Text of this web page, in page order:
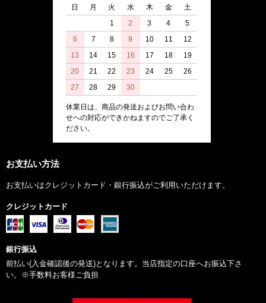
日 月 火 水 木 金
土
1
2 3 4
5
6
7 8 9 10 11
12
13
14 15 16 17 18
19
20
21 22 23 24 25
26
27
28 29 30
休業日は、商品の発送およびお問い合わ
せへの対応ができかねますのでご了承く
ださい。
お支払い方法
お支払いはクレジットカード・銀行振込がご利用いただけます。
クレジットカード
銀行振込
前払い(入金確認後の発送)となります。当店指定の口座へお振込下さ
い。※手数料お客様ご負担